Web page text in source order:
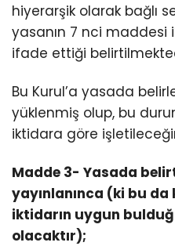
hiyerarşik olarak bağlı
yasanın 7 nci maddesi
ifade ettiği
Bu Kurul’a yasada
yüklenmiş olup, bu
iktidara göre
Madde 3- Yasada
yayınlanınca (ki bu
iktidarın uygun
olacaktır);